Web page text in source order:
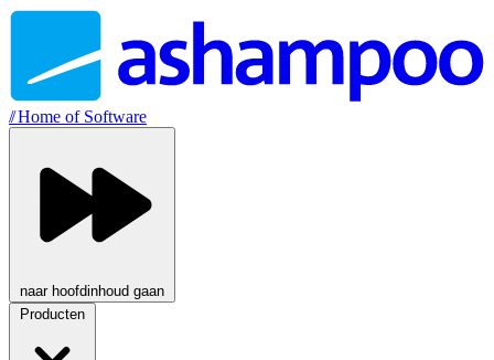
//Home of Software
naar hoofdinhoud gaan
Producten